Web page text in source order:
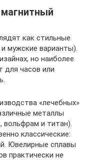
как стильные
мужские варианты).
но наиболее
для часов или
«лечебных»
металлы
вольфрам и титан).
классические:
Ювелирные сплавы
практически не